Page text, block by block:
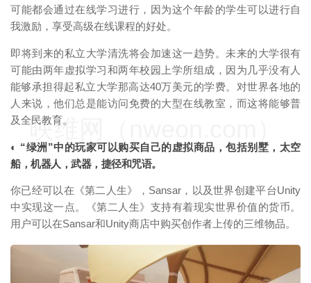
可能都会通过在线学习进行，因为这个年龄的学生可以进行自
我激励，享受高级在线课程的好处。
即将到来的私立大学清洗将会加速这一趋势。未来的大学很有
可能由两年虚拟学习和两年校园上学所组成，因为几乎没有人
能够承担得起私立大学那高达40万美元的学费。对世界各地的
人来说，他们总是能访问免费的大型在线教室，而这将能够普
及全民教育。
◐ “绿洲”中的玩家可以购买自己的虚拟商品，包括别墅，太空
船，机器人，武器，捷径和咒语。
你已经可以在《第二人生》，Sansar，以及世界创建平台Unity
中实现这一点。《第二人生》支持有着现实世界价值的货币。
用户可以在Sansar和Unity商店中购买创作者上传的三维物品。
映维网（nweon.com）